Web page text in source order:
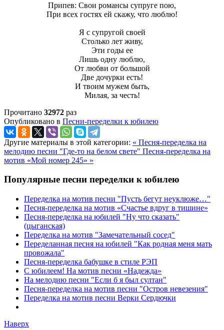
Припев: Свои романсы супруге пою,
При всех гостях ей скажу, что люблю!
Я с супругой своей
Столько лет живу,
Эти годы ее
Лишь одну люблю,
От любви от большой
Две дочурки есть!
И твоим мужем быть,
Милая, за честь!
Прочитано 32972 раз
Опубликовано в Песни-переделки к юбилею
Другие материалы в этой категории: « Песня-переделка на
мелодию песни "Где-то на белом свете" Песня-переделка на
мотив «Мой номер 245» »
Популярные песни переделки к юбилею
Переделка на мотив песни "Пусть бегут неуклюже…"
Песня-переделка на мотив «Счастье вдруг в тишине»
Песня-переделка на юбилей "Ну что сказать"
(цыганская)
Переделка на мотив "Замечательный сосед"
Переделанная песня на юбилей "Как родная меня мать
провожала"
Песня-переделка бабушке в стиле РЭП
С юбилеем! На мотив песни «Надежда»
На мелодию песни "Если б я был султан"
Песня-переделка на мотив песни "Остров невезения"
Переделка на мотив песни Верки Сердючки
Наверх